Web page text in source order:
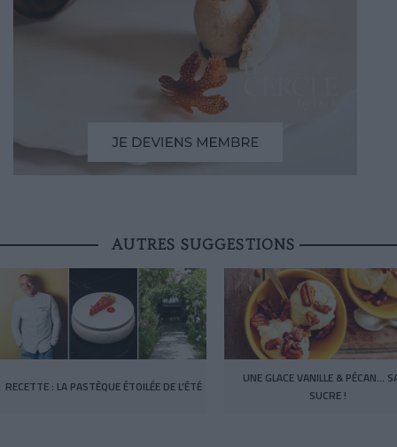
AUTRES SUGGESTIONS
RECETTE : LA PASTÈQUE ÉTOILÉE DE L’ÉTÉ
UNE GLACE VANILLE & PÉCAN…
SUCRE !